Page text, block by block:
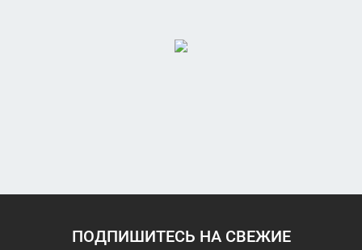
ПОДПИШИТЕСЬ НА СВЕЖИЕ